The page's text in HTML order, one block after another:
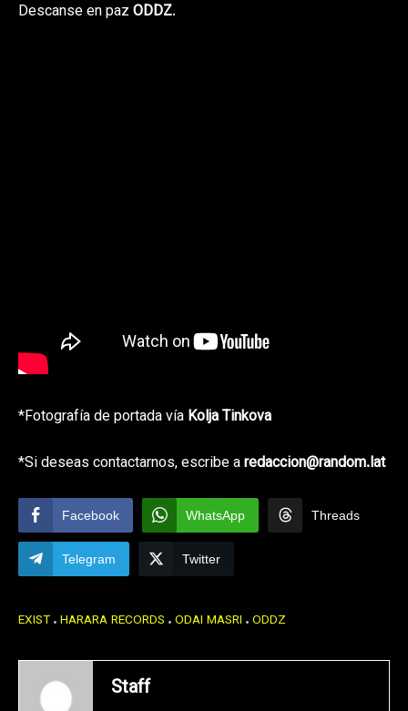
Descanse en paz ODDZ.
*Fotografía de portada vía Kolja Tinkova
*Si deseas contactarnos, escribe aredaccion@random.lat
Facebook WhatsApp Threads
Telegram Twitter
EXIST HARARA RECORDS ODAI MASRI ODDZ
Staff